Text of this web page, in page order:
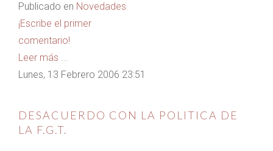
Publicado en Novedades
¡Escribe el primer
comentario!
Leer más ...
Lunes, 13 Febrero 2006 23:51
DESACUERDO CON LA POLITICA DE
LA F.G.T.